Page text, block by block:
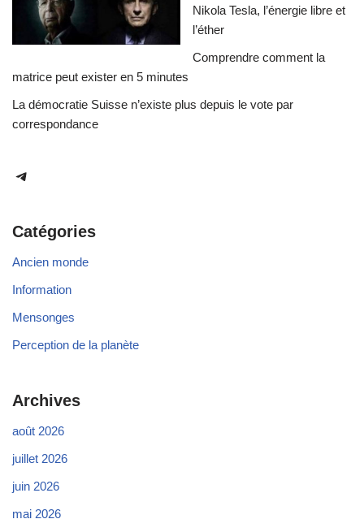
Nikola Tesla, l’énergie libre et
l’éther
Comprendre comment la
matrice peut exister en 5 minutes
La démocratie Suisse n’existe plus depuis le vote par
correspondance
Catégories
Ancien monde
Information
Mensonges
Perception de la planète
Archives
août 2026
juillet 2026
juin 2026
mai 2026